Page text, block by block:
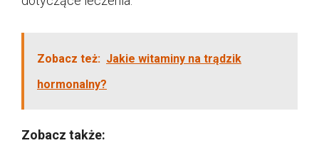
Zobacz też: Jakie witaminy na trądzik
hormonalny?
Zobacz także: